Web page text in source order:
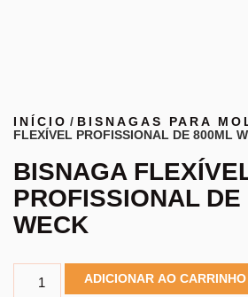
INÍCIO / BISNAGAS PARA
FLEXÍVEL PROFISSIONAL DE 800ML
BISNAGA
PROFISSIONAL
WECK
ADICIONAR AO CARRINHO